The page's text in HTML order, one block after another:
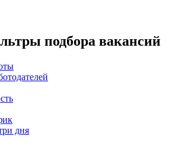
подбора вакансий
дня